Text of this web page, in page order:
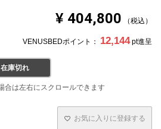
¥ 404,800 税込
VENUSBEDポイント： 12,144 pt進呈
ホワイト
在庫切れ
お気に入りに登録する